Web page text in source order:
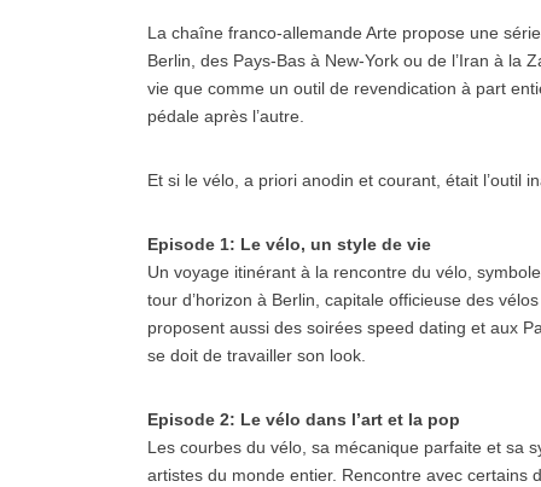
La chaîne franco-allemande Arte propose une
Berlin, des Pays-Bas à New-York ou de l’Iran à la
vie que comme un outil de revendication à part
pédale après l’autre.
Et si le vélo, a priori anodin et courant, était l’outil
Episode 1: Le vélo, un style de vie
Un voyage itinérant à la rencontre du vélo,
tour d’horizon à Berlin, capitale officieuse des
proposent aussi des soirées speed dating et aux
se doit de travailler son look.
Episode 2: Le vélo dans l’art et la pop
Les courbes du vélo, sa mécanique parfaite et sa
artistes du monde entier. Rencontre avec certains